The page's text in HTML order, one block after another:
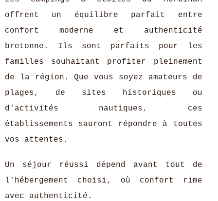
offrent un équilibre parfait entre
confort moderne et authenticité
bretonne. Ils sont parfaits pour les
familles souhaitant profiter pleinement
de la région. Que vous soyez amateurs de
plages, de sites historiques ou
d'activités nautiques, ces
établissements sauront répondre à toutes
vos attentes.
Un séjour réussi dépend avant tout de
l'hébergement choisi, où confort rime
avec authenticité.